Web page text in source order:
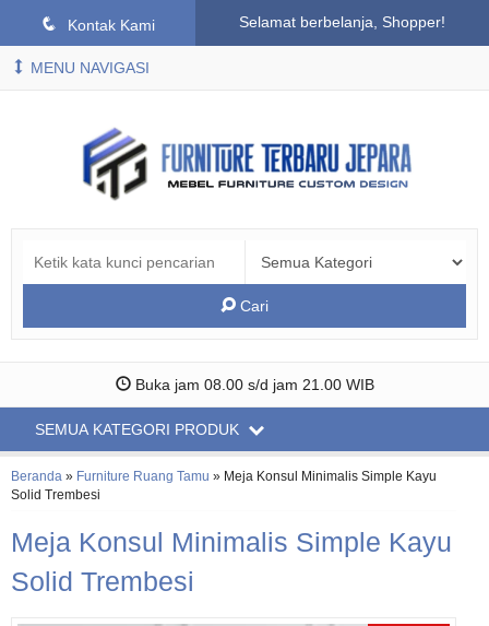
q Kontak Kami Selamat berbelanja, Shopper!
MENU NAVIGASI
Cari
Buka jam 08.00 s/d jam 21.00 WIB
SEMUA KATEGORI PRODUK
Beranda » Furniture Ruang Tamu » Meja Konsul Minimalis Simple Kayu
Solid Trembesi
Meja Konsul Minimalis Simple Kayu
Solid Trembesi